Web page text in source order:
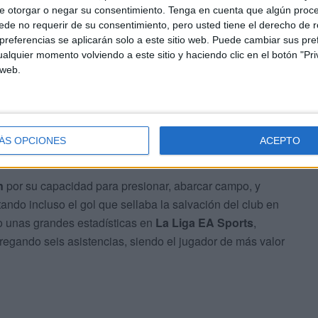
otorgar o negar su consentimiento. Tenga en cuenta que algún
no requerir de su consentimiento, pero usted tiene el derecho de
se aplicarán solo a este sitio web. Puede cambiar sus
momento volviendo a este sitio y haciendo clic en el botón
OPCIONES ACEPTO
desde su debut con la camiseta del Getafe CF.
el jugador, acostumbrado a ser mediocentro, tuviera
José Bordalás, anotando gol en su debut enSan
por su capacidad para presionar, abarcar campo, y
incluso el gol que sellaba la salvación del club en
grandes estadísticas en La Liga EA Sports,
seis asistencias, siendo el jugador de más valor